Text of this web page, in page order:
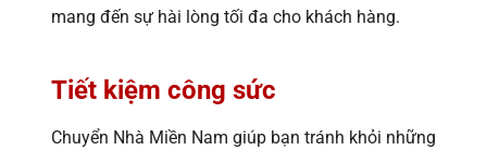
mang đến sự hài lòng tối đa cho khách hàng.
Tiết kiệm công sức
Chuyển Nhà Miền Nam giúp bạn tránh khỏi những